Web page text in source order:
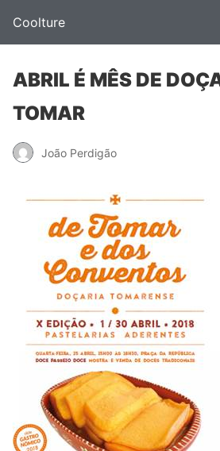
Coolture
ABRIL É MÊS DE
TOMAR
João Perdigão